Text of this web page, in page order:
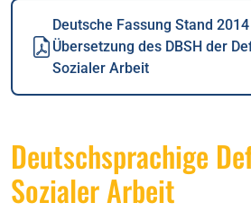
Deutsche Fassung Stand
Übersetzung des DBSH der
Sozialer Arbeit
Deutschsprachige
Sozialer Arbeit